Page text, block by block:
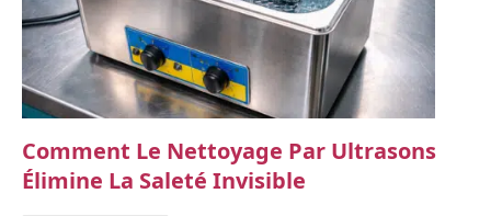
Comment Le Nettoyage Par Ultrasons
Élimine La Saleté Invisible